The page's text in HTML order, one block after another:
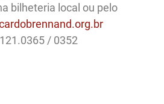
bilheteria local ou pelo
/ 0352